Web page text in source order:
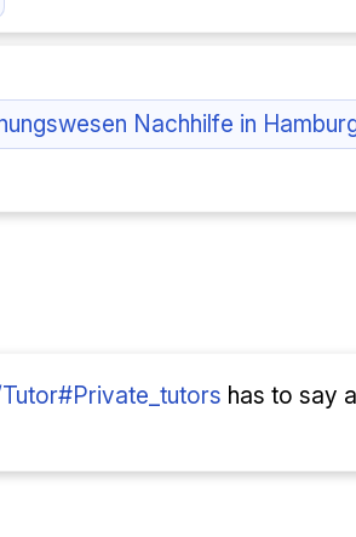
Nachhilfe in
has to say